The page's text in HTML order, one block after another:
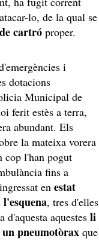
lo, de la qual se
cartró proper.
i
dotacions
Municipal de
ferit estès a terra,
abundant. Els
la mateixa vorera
cop l'han pogut
fins a
enestat
l'esquena, tres d'elles
aquestesli
pneumotòrax que